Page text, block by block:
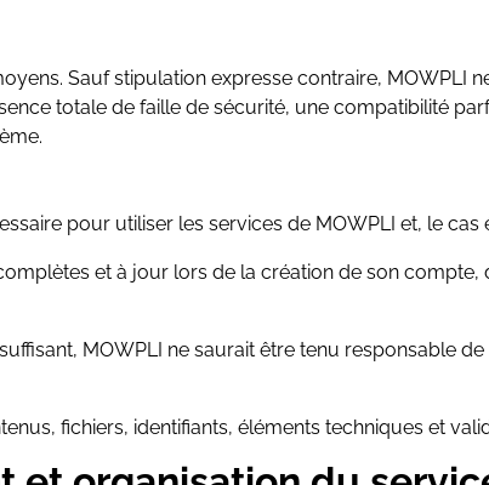
Sauf stipulation expresse contraire, MOWPLI
totale de faille de sécurité, une compatibilité
pour utiliser les services de MOWPLI et, le
et à jour lors de la création de son
MOWPLI ne saurait être tenu responsable
fichiers, identifiants, éléments techniques et